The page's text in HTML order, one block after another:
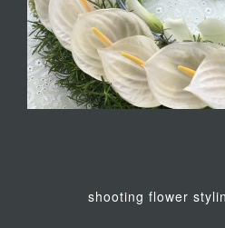
shooting flower